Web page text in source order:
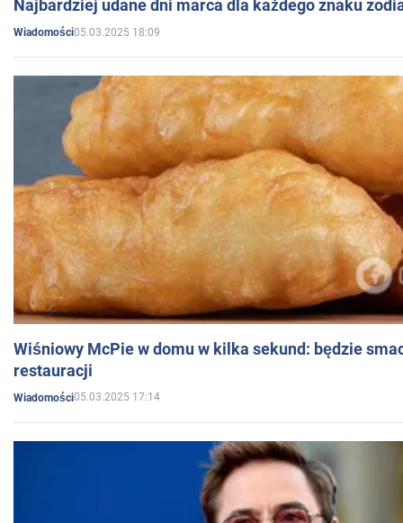
Najbardziej udane dni marca dla każdego znaku
Wiadomości05.03.2025 18:09
Wiśniowy McPie w domu w kilka sekund: będzie
restauracji
Wiadomości05.03.2025 17:14